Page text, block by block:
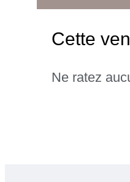
Cette
Ne ratez